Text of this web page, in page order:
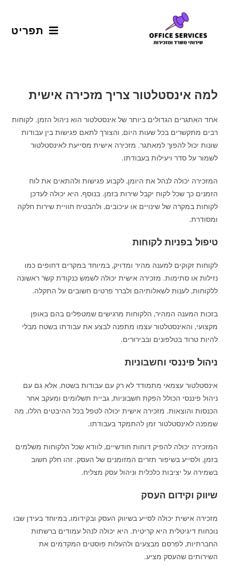
תפריט
למה אינסטלטור צריך מזכירה אישית
אחד האתגרים הגדולים ביותר של אינסטלטור הוא ניהול הזמן. לקוחות
רבים מתקשרים בכל שעות היום, והצורך לתאם פגישות בין עבודות
שונות יכול להפוך למאתגר. מזכירה אישית מסייעת לאינסטלטור
לשמור על סדר ויעילות בעבודתו.
המזכירה יכולה לנהל את היומן, לקבוע פגישות ולהתאים את לוח
הזמנים כך שכל לקוח יקבל שירות בזמן. בנוסף, היא יכולה לעדכן
לקוחות במקרה של שינויים או עיכובים, ולהבטיח חוויית שירות חלקה
ומסודרת.
טיפול בפניות לקוחות
לקוחות זקוקים למענה מהיר ומדויק, במיוחד במקרים דחופים כמו
נזילות או סתימות. מזכירה אישית יכולה לשמש כנקודת קשר ראשונה
ללקוחות, לענות לשאלותיהם ולברר פרטים חשובים על התקלה.
בזכות המענה המהיר, הלקוחות מרגישים שמטפלים בהם באופן
מקצועי, והאינסטלטור עצמו מתפנה לבצע את עבודתו בשטח מבלי
להיות טרוד בטלפונים ובבירורים.
ניהול פיננסי וחשבוניות
אינסטלטור עצמאי מתמודד לא רק עם עבודות בשטח, אלא גם עם
ניהול פיננסי הכולל הפקת חשבוניות, גביית תשלומים ומעקב אחר
הכנסות והוצאות. מזכירה אישית יכולה לטפל בכל ההיבטים הללו, מה
שמפנה לאינסטלטור זמן להתמקד בעבודתו.
המזכירה יכולה להפיק דוחות חודשיים, לוודא שכל הלקוחות משלמים
בזמן, ולסייע בשיפור תזרים המזומנים של העסק. זהו חלק חשוב
בשמירה על יציבות כלכלית וניהול עסק מצליח.
שיווק וקידום העסק
מזכירה אישית יכולה לסייע בשיווק העסק ובקידומו, במיוחד בעידן שבו
נוכחות דיגיטלית היא קריטית. היא יכולה לנהל עמודים ברשתות
החברתיות, לפרסם מבצעים ולהעלות פוסטים המקדמים את
השירותים שהעסק מציע.